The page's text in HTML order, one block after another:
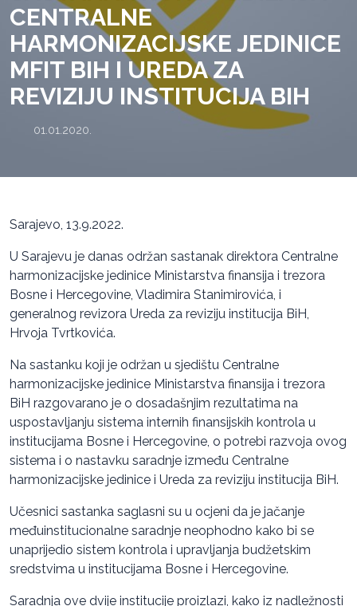
CENTRALNE
HARMONIZACIJSKE JEDINICE
MFIT BIH I UREDA ZA
REVIZIJU INSTITUCIJA BIH
01.01.2020.
Sarajevo, 13.9.2022.
U Sarajevu je danas održan sastanak direktora Centralne
harmonizacijske jedinice Ministarstva finansija i trezora
Bosne i Hercegovine, Vladimira Stanimirovića, i
generalnog revizora Ureda za reviziju institucija BiH,
Hrvoja Tvrtkovića.
Na sastanku koji je održan u sjedištu Centralne
harmonizacijske jedinice Ministarstva finansija i trezora
BiH razgovarano je o dosadašnjim rezultatima na
uspostavljanju sistema internih finansijskih kontrola u
institucijama Bosne i Hercegovine, o potrebi razvoja ovog
sistema i o nastavku saradnje između Centralne
harmonizacijske jedinice i Ureda za reviziju institucija BiH.
Učesnici sastanka saglasni su u ocjeni da je jačanje
međuinstitucionalne saradnje neophodno kako bi se
unaprijedio sistem kontrola i upravljanja budžetskim
sredstvima u institucijama Bosne i Hercegovine.
Saradnja ove dvije institucije proizlazi, kako iz nadležnosti